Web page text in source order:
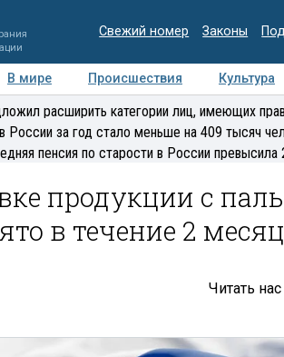
Свежий номер Законы
В мире Происшествия Культура
Медиацентр Интервью
расширить категории лиц, имеющих
России за год стало меньше на 409 тысяч
пенсия по старости в России превысила
продукции с
в течение 2
Читать